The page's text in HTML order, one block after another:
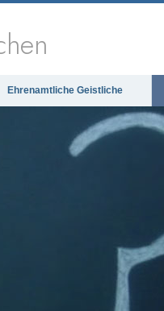
Ehrenamtliche Geistliche